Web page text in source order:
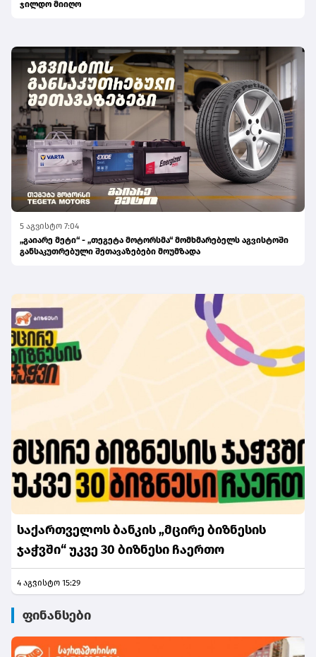
ჯილდო მიიღო
5 აგვისტო 7:04
„გაიარე მეტი“ - „თეგეტა მოტორსმა“ მომხმარებელს აგვისტოში
განსაკუთრებული შეთავაზებები მოუმზადა
საქართველოს ბანკის „მცირე ბიზნესის
ჯაჭვში“ უკვე 30 ბიზნესი ჩაერთო
4 აგვისტო 15:29
ფინანსები